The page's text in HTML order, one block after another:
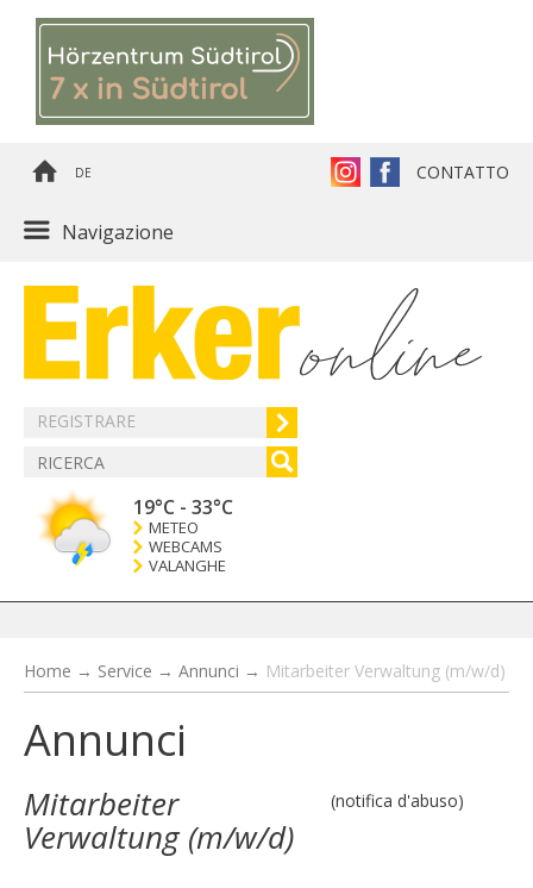
DE CONTATTO
Navigazione
REGISTRARE
19°C - 33°C
METEO
WEBCAMS
VALANGHE
Home → Service → Annunci → Mitarbeiter Verwaltung (m/w/d)
Annunci
Mitarbeiter
Verwaltung (m/w/d)
(notifica d'abuso)